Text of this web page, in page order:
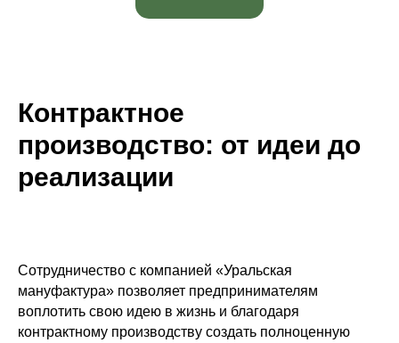
Контрактное
производство: от идеи до
реализации
Сотрудничество с компанией «Уральская
мануфактура» позволяет предпринимателям
воплотить свою идею в жизнь и благодаря
контрактному производству создать полноценную